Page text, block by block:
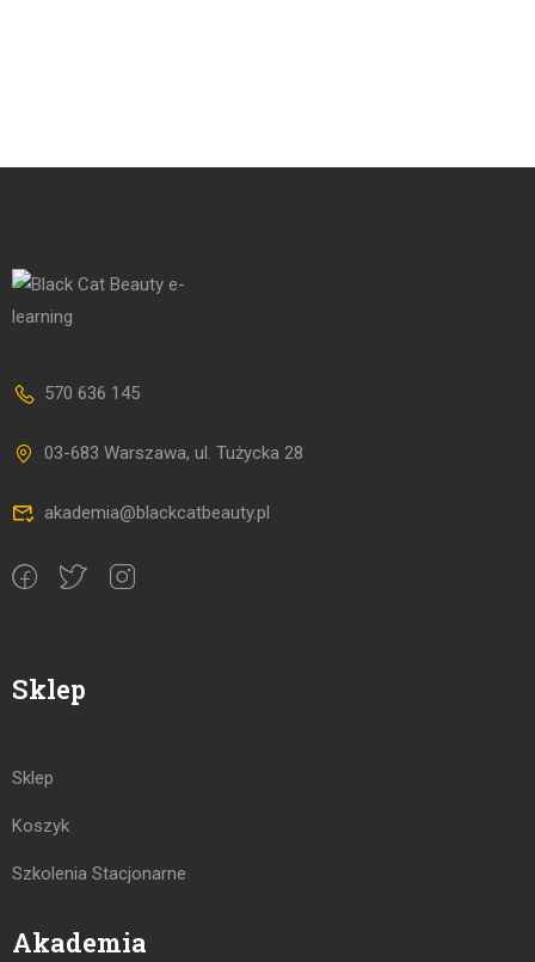
570 636 145
03-683 Warszawa, ul. Tużycka 28
akademia@blackcatbeauty.pl
Sklep
Sklep
Koszyk
Szkolenia Stacjonarne
Akademia